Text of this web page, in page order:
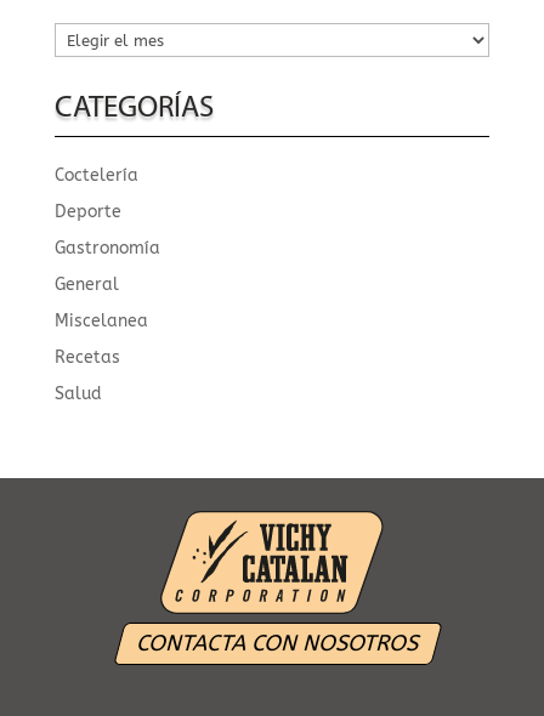
Todas
las
publicaciones
CATEGORÍAS
Coctelería
Deporte
Gastronomía
General
Miscelanea
Recetas
Salud
CONTACTA CON NOSOTROS